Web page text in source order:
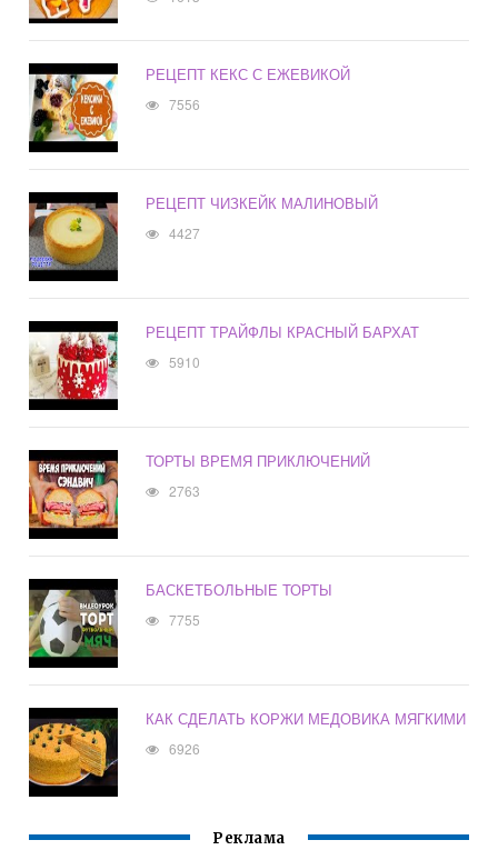
РЕЦЕПТ КЕКС С ЕЖЕВИКОЙ
7556
РЕЦЕПТ ЧИЗКЕЙК МАЛИНОВЫЙ
4427
РЕЦЕПТ ТРАЙФЛЫ КРАСНЫЙ БАРХАТ
5910
ТОРТЫ ВРЕМЯ ПРИКЛЮЧЕНИЙ
2763
БАСКЕТБОЛЬНЫЕ ТОРТЫ
7755
КАК СДЕЛАТЬ КОРЖИ МЕДОВИКА МЯГКИМИ
6926
Реклама